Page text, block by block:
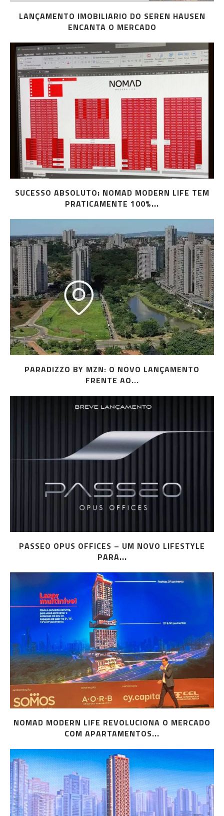
LANÇAMENTO IMOBILIARIO DO SEREN HAUSEN
ENCANTA O MERCADO
SUCESSO ABSOLUTO: NOMAD MODERN LIFE TEM
PRATICAMENTE 100%...
PARADIZZO BY MZN: O NOVO LANÇAMENTO
FRENTE AO...
PASSEO OPUS OFFICES – UM NOVO LIFESTYLE
PARA...
NOMAD MODERN LIFE REVOLUCIONA O MERCADO
COM APARTAMENTOS...